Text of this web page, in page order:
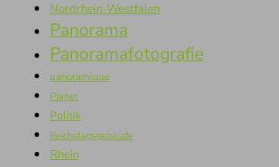
Nordrhein-Westfalen
Panorama
Panoramafotografie
panoramique
Planet
Politik
Reichstagsgebäude
Rhein